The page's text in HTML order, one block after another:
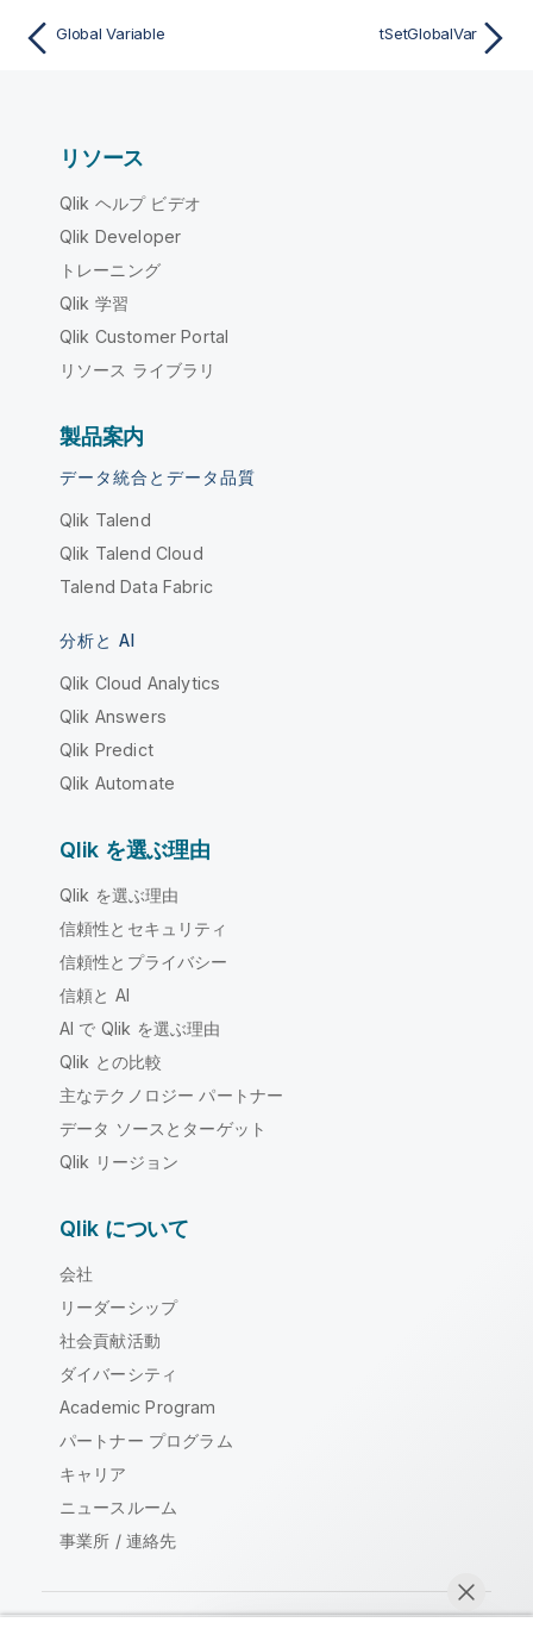
Global Variable tSetGlobalVar
リソース
Qlik ヘルプ ビデオ
Qlik Developer
トレーニング
Qlik 学習
Qlik Customer Portal
リソース ライブラリ
製品案内
データ統合とデータ品質
Qlik Talend
Qlik Talend Cloud
Talend Data Fabric
分析と AI
Qlik Cloud Analytics
Qlik Answers
Qlik Predict
Qlik Automate
Qlik を選ぶ理由
Qlik を選ぶ理由
信頼性とセキュリティ
信頼性とプライバシー
信頼と AI
AI で Qlik を選ぶ理由
Qlik との比較
主なテクノロジー パートナー
データ ソースとターゲット
Qlik リージョン
Qlik について
会社
リーダーシップ
社会貢献活動
ダイバーシティ
Academic Program
パートナー プログラム
キャリア
ニュースルーム
事業所 / 連絡先